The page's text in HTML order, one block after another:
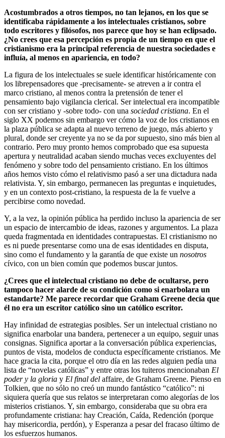
Acostumbrados a otros tiempos, no tan lejanos, en los que se
identificaba rápidamente a los intelectuales cristianos, sobre
todo escritores y filósofos, nos parece que hoy se han eclipsado.
¿No crees que esa percepción es propia de un tiempo en que el
cristianismo era la principal referencia de nuestra sociedades e
influía, al menos en apariencia, en todo?
La figura de los intelectuales se suele identificar históricamente con
los librepensadores que -precisamente- se atreven a ir contra el
marco cristiano, al menos contra la pretensión de tener el
pensamiento bajo vigilancia clerical. Ser intelectual era incompatible
con ser cristiano y -sobre todo- con una sociedad cristiana. En el
siglo XX podemos sin embargo ver cómo la voz de los cristianos en
la plaza pública se adapta al nuevo terreno de juego, más abierto y
plural, donde ser creyente ya no se da por supuesto, sino más bien al
contrario. Pero muy pronto hemos comprobado que esa supuesta
apertura y neutralidad acaban siendo muchas veces excluyentes del
fenómeno y sobre todo del pensamiento cristiano. En los últimos
años hemos visto cómo el relativismo pasó a ser una dictadura nada
relativista. Y, sin embargo, permanecen las preguntas e inquietudes,
y en un contexto post-cristiano, la respuesta de la fe vuelve a
percibirse como novedad.
Y, a la vez, la opinión pública ha perdido incluso la apariencia de ser
un espacio de intercambio de ideas, razones y argumentos. La plaza
queda fragmentada en identidades contrapuestas. El cristianismo no
es ni puede presentarse como una de esas identidades en disputa,
sino como el fundamento y la garantía de que existe un nosotros
cívico, con un bien común que podemos buscar juntos.
¿Crees que el intelectual cristiano no debe de ocultarse, pero
tampoco hacer alarde de su condición como si enarbolara un
estandarte? Me parece recordar que Graham Greene decía que
él no era un escritor católico sino un católico escritor.
Hay infinidad de estrategias posibles. Ser un intelectual cristiano no
significa enarbolar una bandera, pertenecer a un equipo, seguir unas
consignas. Significa aportar a la conversación pública experiencias,
puntos de vista, modelos de conducta específicamente cristianos. Me
hace gracia la cita, porque el otro día en las redes alguien pedía una
lista de “novelas católicas” y entre otras los tuiteros mencionaban El
poder y la gloria y El final del affaire, de Graham Greene. Pienso en
Tolkien, que no sólo no creó un mundo fantástico “católico”: ni
siquiera quería que sus relatos se interpretaran como alegorías de los
misterios cristianos. Y, sin embargo, consideraba que su obra era
profundamente cristiana: hay Creación, Caída, Redención (porque
hay misericordia, perdón), y Esperanza a pesar del fracaso último de
los esfuerzos humanos.